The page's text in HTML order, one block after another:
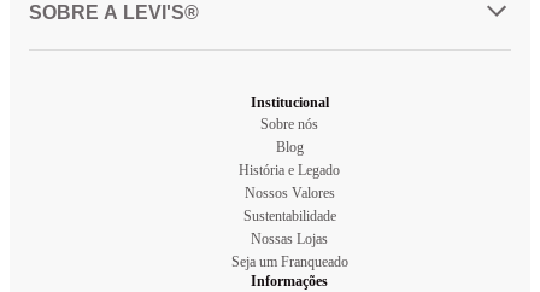
SOBRE A LEVI'S®
Institucional
Sobre nós
Blog
História e Legado
Nossos Valores
Sustentabilidade
Nossas Lojas
Seja um Franqueado
Informações